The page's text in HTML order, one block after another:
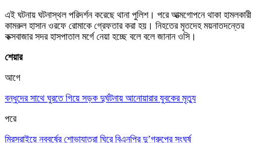
এই ঘটনায় ঘটনাস্থল পরিদর্শন করেছে থানা পুলিশ। পরে আত্মগোপনে থাকা হামলকারী
কামরুল হাসান ওরফে রোমাকে গ্রেফতার করা হয়। নিহতের মৃতদেহ ময়নাতদন্তের
কক্সবাজার সদর হাসপাতাল মর্গে নেয়া হচ্ছে বলে বলে জানান ওসি।
শেয়ার
আগে
বন্ধুদের সাথে ঘুরতে গিয়ে সড়ক দুর্ঘটনায় আনোয়ারার যুবকের মৃত্যু
পরে
মিরসরাইয়ে নববর্ষের শোভাযাত্রা ঘিরে বিএনপির দু’গ্রুপের সংঘর্ষ